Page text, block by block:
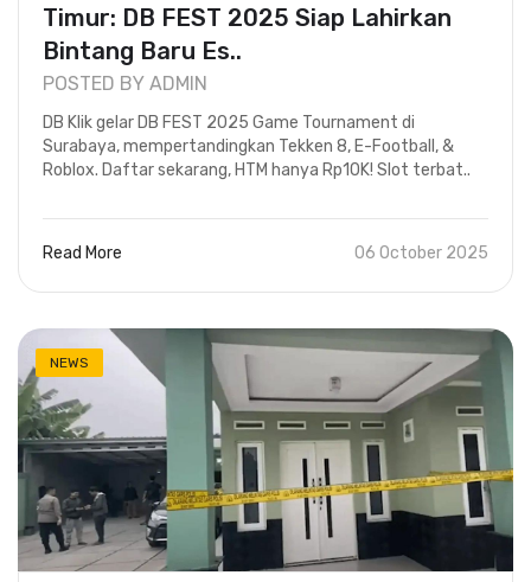
Timur: DB FEST 2025 Siap Lahirkan
Bintang Baru Es..
POSTED BY ADMIN
DB Klik gelar DB FEST 2025 Game Tournament di
Surabaya, mempertandingkan Tekken 8, E-Football, &
Roblox. Daftar sekarang, HTM hanya Rp10K! Slot terbat..
Read More 06 October 2025
NEWS